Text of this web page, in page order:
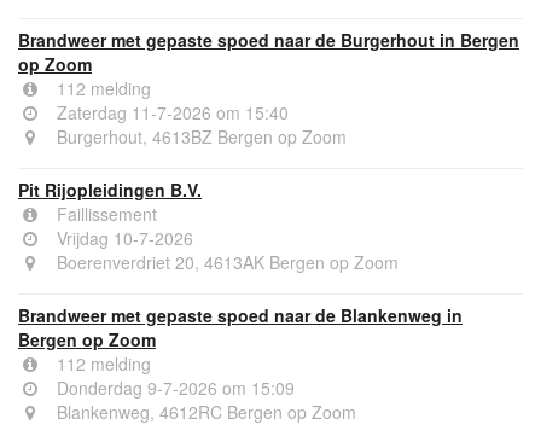
Brandweer met gepaste spoed naar de Burgerhout in Bergen
op Zoom
112 melding
Zaterdag 11-7-2026 om 15:40
Burgerhout, 4613BZ Bergen op Zoom
Pit Rijopleidingen B.V.
Faillissement
Vrijdag 10-7-2026
Boerenverdriet 20, 4613AK Bergen op Zoom
Brandweer met gepaste spoed naar de Blankenweg in
Bergen op Zoom
112 melding
Donderdag 9-7-2026 om 15:09
Blankenweg, 4612RC Bergen op Zoom